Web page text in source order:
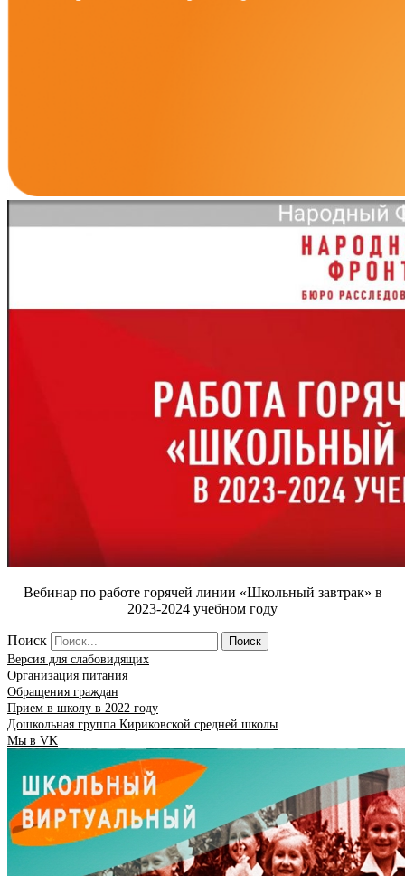
Вебинар по работе горячей линии «Школьный завтрак» в
2023-2024 учебном году
Поиск
Поиск
Версия для слабовидящих
Организация питания
Обращения граждан
Прием в школу в 2022 году
Дошкольная группа Кириковской средней школы
Мы в VK